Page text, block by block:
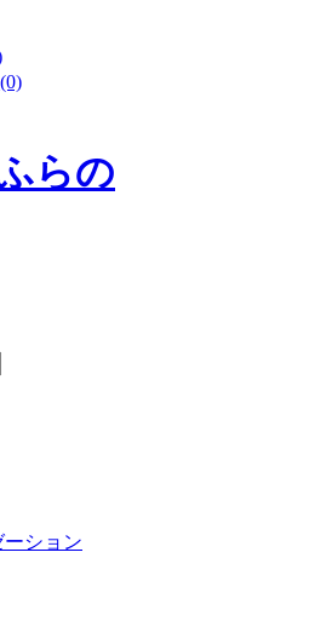
ション